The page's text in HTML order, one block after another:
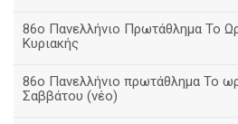
86o Πανελλήνιο Πρωτάθλημα Το
Κυριακής
86ο Πανελλήνιο πρωτάθλημα Το
Σαββάτου (νέο)